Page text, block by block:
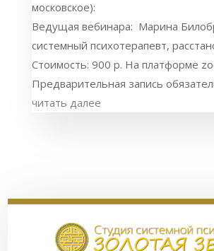
московское):
Ведущая вебинара: Марина
системный психотерапевт,
Стоимость: 900 р. На платформе
Предварительная запись
читать далее